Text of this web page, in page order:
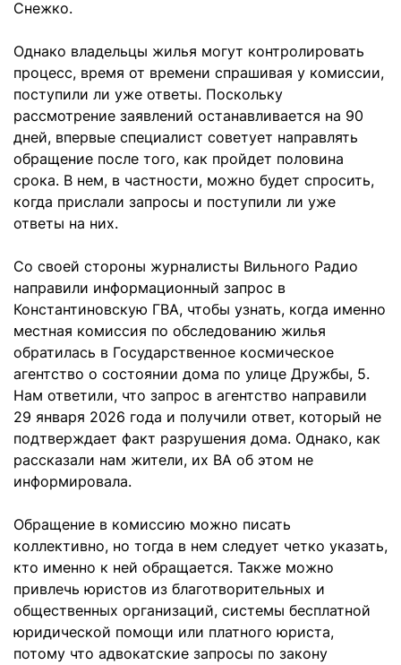
Снежко.
Однако владельцы жилья могут контролировать
процесс, время от времени спрашивая у комиссии,
поступили ли уже ответы. Поскольку
рассмотрение заявлений останавливается на 90
дней, впервые специалист советует направлять
обращение после того, как пройдет половина
срока. В нем, в частности, можно будет спросить,
когда прислали запросы и поступили ли уже
ответы на них.
Со своей стороны журналисты Вильного Радио
направили информационный запрос в
Константиновскую ГВА, чтобы узнать, когда именно
местная комиссия по обследованию жилья
обратилась в Государственное космическое
агентство о состоянии дома по улице Дружбы, 5.
Нам ответили, что запрос в агентство направили
29 января 2026 года и получили ответ, который не
подтверждает факт разрушения дома. Однако, как
рассказали нам жители, их ВА об этом не
информировала.
Обращение в комиссию можно писать
коллективно, но тогда в нем следует четко указать,
кто именно к ней обращается. Также можно
привлечь юристов из благотворительных и
общественных организаций, системы бесплатной
юридической помощи или платного юриста,
потому что адвокатские запросы по закону